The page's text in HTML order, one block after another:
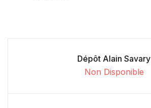
Dépôt Alain Savary
Non Disponible